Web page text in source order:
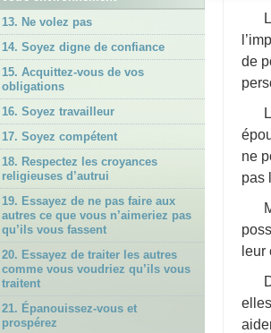
de
ne
pas
13. Ne volez pas
14. Soyez digne de confiance
15. Acquittez-vous de vos
obligations
16. Soyez travailleur
17. Soyez compétent
18. Respectez les croyances
religieuses d’autrui
19. Essayez de ne pas faire aux
autres ce que vous n’aimeriez pas
qu’ils vous fassent
20. Essayez de traiter les autres
comme vous voudriez qu’ils vous
traitent
21. Épanouissez-vous et
prospérez